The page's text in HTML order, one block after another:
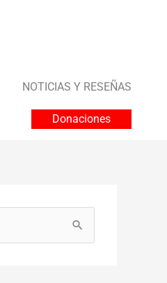
NOTICIAS Y RESEÑAS
Donaciones